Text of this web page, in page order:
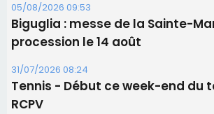
05/08/2026 09:53
Biguglia : messe de la Sainte-
procession le 14 août
31/07/2026 08:24
Tennis - Début ce week-end du
RCPV